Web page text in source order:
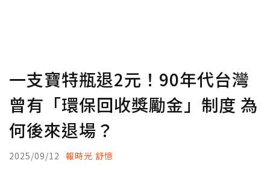
一支寶特瓶退2元！90年代台灣
曾有「環保回收獎勵金」制度 為
何後來退場？
2025/09/12 報時光 舒憶